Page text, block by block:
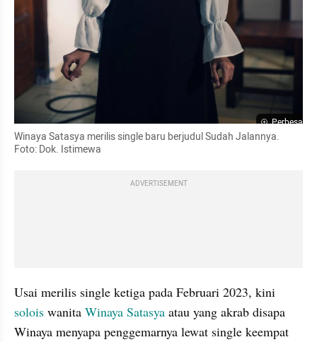
Perbesar
Winaya Satasya merilis single baru berjudul Sudah Jalannya.
Foto: Dok. Istimewa
ADVERTISEMENT
solois wanita Winaya Satasya atau yang akrab disapa
Winaya menyapa penggemarnya lewat single keempat